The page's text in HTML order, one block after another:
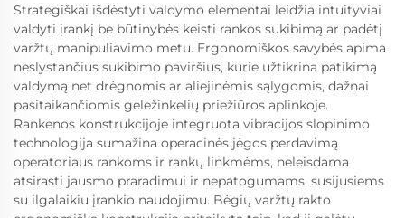
Strategiškai išdėstyti valdymo elementai leidžia intuityviai
valdyti įrankį be būtinybės keisti rankos sukibimą ar padėtį
varžtų manipuliavimo metu. Ergonomiškos savybės apima
neslystančius sukibimo paviršius, kurie užtikrina patikimą
valdymą net drėgnomis ar aliejinėmis sąlygomis, dažnai
pasitaikančiomis geležinkelių priežiūros aplinkoje.
Rankenos konstrukcijoje integruota vibracijos slopinimo
technologija sumažina operacinės jėgos perdavimą
operatoriaus rankoms ir rankų linkmėms, neleisdama
atsirasti jausmo praradimui ir nepatogumams, susijusiems
su ilgalaikiu įrankio naudojimu. Bėgių varžtų rakto